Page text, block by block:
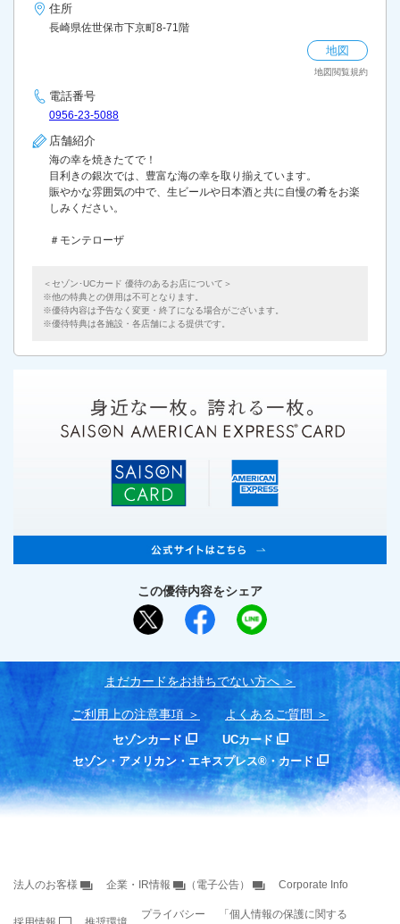
住所
長崎県佐世保市下京町8-71階
地図
地図閲覧規約
電話番号
0956-23-5088
店舗紹介
海の幸を焼きたてで！
目利きの銀次では、豊富な海の幸を取り揃えています。
賑やかな雰囲気の中で、生ビールや日本酒と共に自慢の肴をお楽
しみください。
＃モンテローザ
＜セゾン･UCカード 優待のあるお店について＞
他の特典との併用は不可となります。
優待内容は予告なく変更・終了になる場合がございます。
優待特典は各施設・各店舗による提供です。
この優待内容をシェア
まだカードをお持ちでない⽅へ
ご利用上の注意事項 よくあるご質問
セゾンカード
UCカード
セゾン・アメリカン・エキスプレス®・カード
法人のお客様 企業・IR情報 （電子公告） Corporate Info
プライバシー
「個人情報の保護に関する